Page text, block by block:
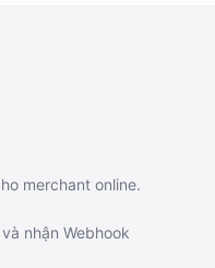
merchant online.
nhận Webhook